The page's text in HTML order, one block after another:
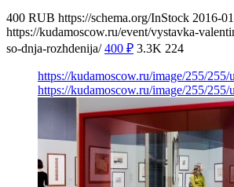
400 RUB https://schema.org/InStock 2016-
https://kudamoscow.ru/event/vystavka-
so-dnja-rozhdenija/ 400 ₽ 3.3K 224
https://kudamoscow.ru/image/255/
https://kudamoscow.ru/image/255/